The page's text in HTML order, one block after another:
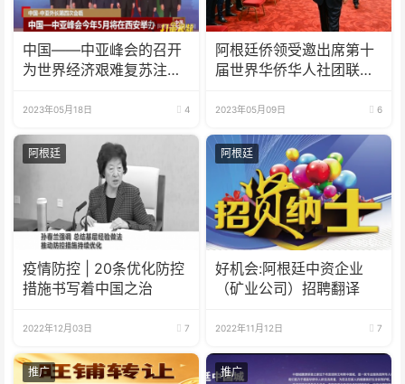
中国——中亚峰会的召开
为世界经济艰难复苏注入
2023年05月18日 4
阿根廷侨领受邀出席第十
届世界华侨华人社团联谊
2023年05月09日 6
阿根廷
疫情防控 | 20条优化防控
措施书写着中国之治
2022年12月03日 7
阿根廷
好机会:阿根廷中资企业
（矿业公司）招聘翻译
2022年11月12日 7
推广 推广